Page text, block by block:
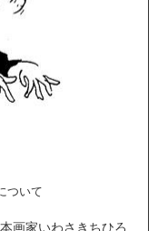
ついて
画家いわさきちひろ